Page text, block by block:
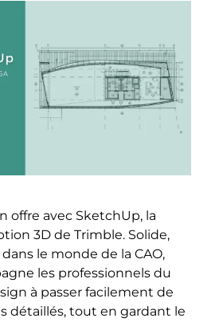
offre avec SketchUp, la
3D de Trimble. Solide,
le monde de la CAO,
les professionnels du
à passer facilement de
détaillés, tout en gardant le